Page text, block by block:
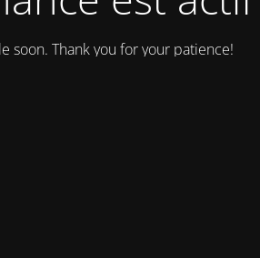
soon. Thank you for your patience!